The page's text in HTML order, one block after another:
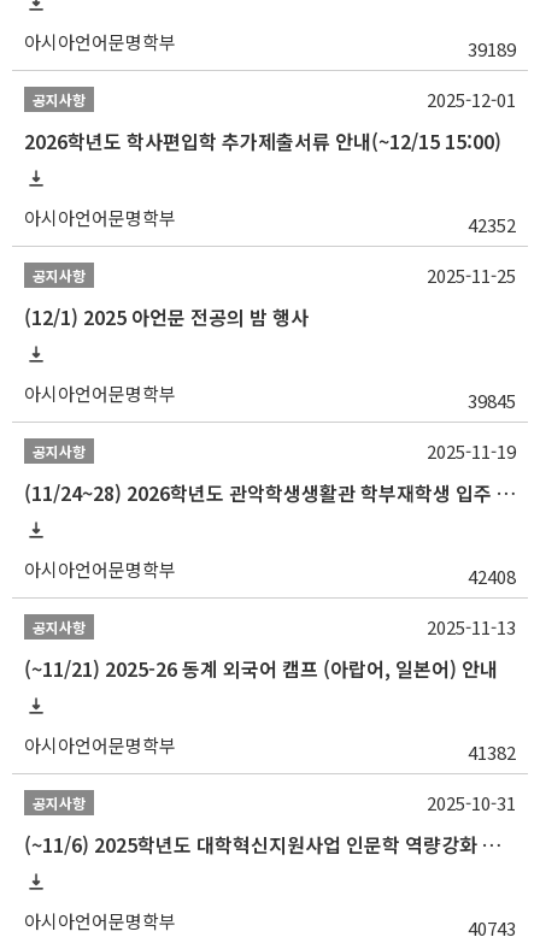
아시아언어문명학부 39189
공지사항
2026학년도 학사편입학 추가제출서류 안내(~12/15 15:00)
아시아언어문명학부 42352
2025-12-01
공지사항
(12/1) 2025 아언문 전공의 밤 행사
아시아언어문명학부 39845
2025-11-25
공지사항
(11/24~28) 2026학년도 관악학생생활관 학부재학생 입주 신청 일정 안내
아시아언어문명학부 42408
2025-11-19
공지사항
(~11/21) 2025-26 동계 외국어 캠프 (아랍어, 일본어) 안내
아시아언어문명학부 41382
2025-11-13
공지사항
(~11/6) 2025학년도 대학혁신지원사업 인문학 역량강화 동계 인턴십 참가자 선발 안내
아시아언어문명학부 40743
2025-10-31